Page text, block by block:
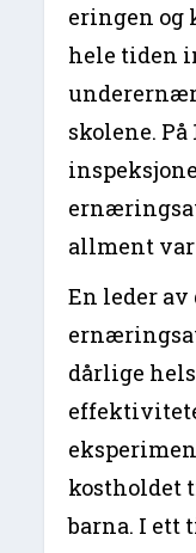
eringen og
hele tiden
skolene.
allment
En leder av
dårlige
kostholdet
barna. I ett